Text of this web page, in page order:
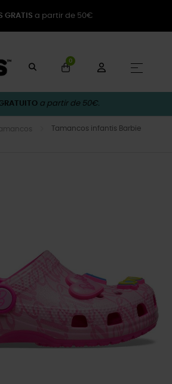
GRATIS a partir de 50€
0
☰
a partir de 50€.
Tamancos infantis Barbie